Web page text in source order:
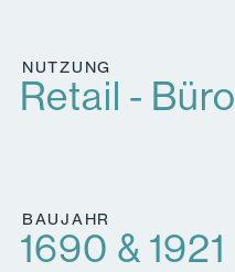
NUTZUNG
Retail - Büro
BAUJAHR
1690 & 1921